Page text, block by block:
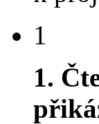
1
1.